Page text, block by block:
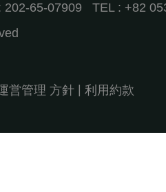
202-65-07909ㅤ TEL : +82
営管理 方針 利用約款